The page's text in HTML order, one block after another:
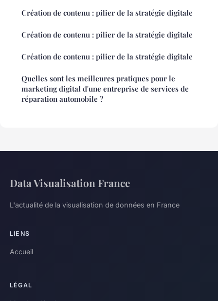
Création de contenu : pilier de la stratégie digitale
Création de contenu : pilier de la stratégie digitale
Création de contenu : pilier de la stratégie digitale
Quelles sont les meilleures pratiques pour le
marketing digital d'une entreprise de services de
réparation automobile ?
Data Visualisation France
L'actualité de la visualisation de données en France
LIENS
Accueil
LÉGAL